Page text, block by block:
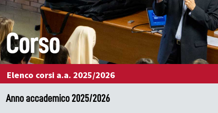
Corso
Elenco corsi a.a. 2025/2026
Anno accademico 2025/2026